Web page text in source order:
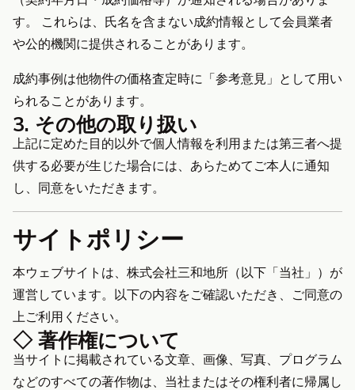
す。 これらは、氏名を含まない成約情報として会員業者
や公的機関に提供されることがあります。
成約事例は他物件の価格査定時に「参考意見」として用い
られることがあります。
3. その他の取り扱い
上記に定めた目的以外で個人情報を利用または第三者へ提
供する必要が生じた場合には、あらためてご本人に通知
し、同意をいただきます。
サイトポリシー
本ウェブサイトは、株式会社三和地所（以下「当社」）が
運営しています。以下の内容をご確認いただき、ご同意の
上ご利用ください。
◇ 著作権について
当サイトに掲載されている文章、画像、写真、プログラム
などのすべての著作物は、当社またはその権利者に帰属し